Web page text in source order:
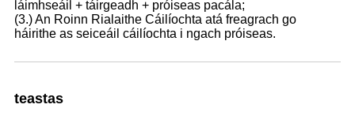
láimhseáil + táirgeadh + próiseas pacála;
(3.) An Roinn Rialaithe Cáilíochta atá freagrach go
háirithe as seiceáil cáilíochta i ngach próiseas.
teastas